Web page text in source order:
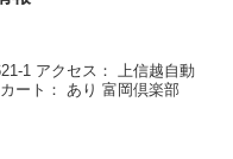
1 アクセス： 上信越自動
ート： あり 富岡倶楽部